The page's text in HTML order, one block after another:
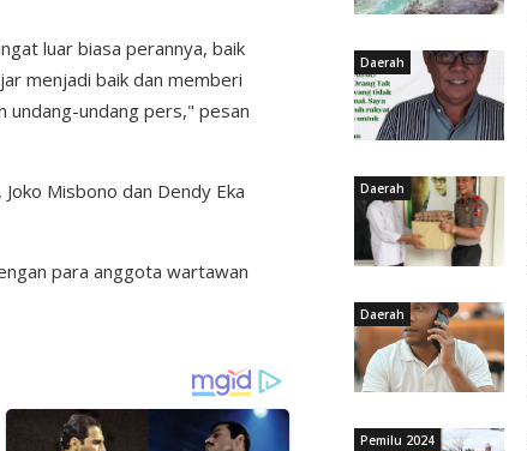
luar biasa perannya, baik
menjadi baik dan memberi
undang-undang pers," pesan
Misbono dan Dendy Eka
para anggota wartawan
Daerah
Daerah
Daerah
Pemilu 2024